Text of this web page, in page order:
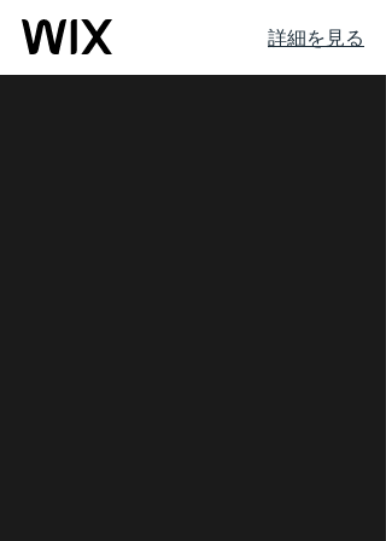
詳細を見る